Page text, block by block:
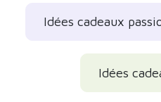
Idées cadeaux
Idées